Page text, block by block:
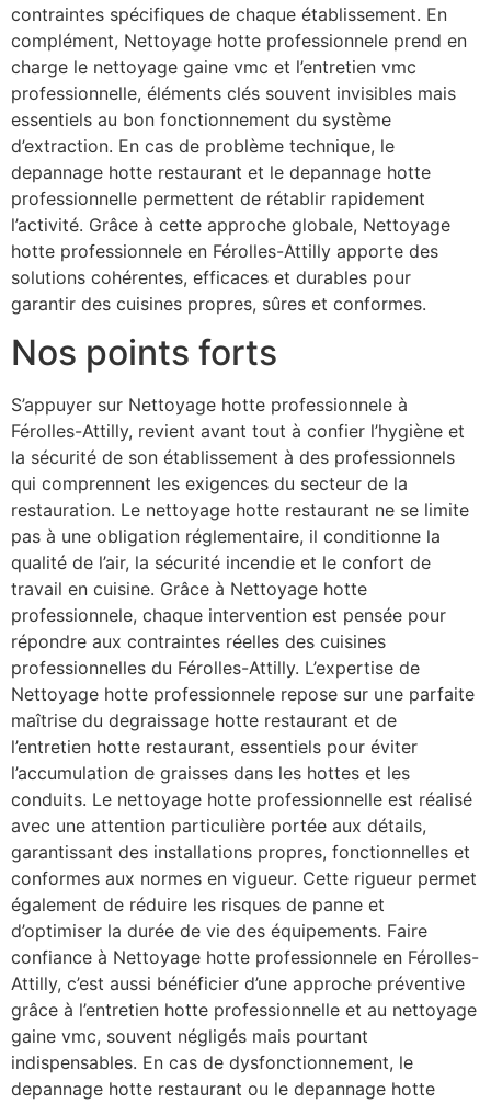
contraintes spécifiques de chaque établissement. En
complément, Nettoyage hotte professionnele prend en
charge le nettoyage gaine vmc et l’entretien vmc
professionnelle, éléments clés souvent invisibles mais
essentiels au bon fonctionnement du système
d’extraction. En cas de problème technique, le
depannage hotte restaurant et le depannage hotte
professionnelle permettent de rétablir rapidement
l’activité. Grâce à cette approche globale, Nettoyage
hotte professionnele en Férolles-Attilly apporte des
solutions cohérentes, efficaces et durables pour
garantir des cuisines propres, sûres et conformes.
Nos points forts
S’appuyer sur Nettoyage hotte professionnele à
Férolles-Attilly, revient avant tout à confier l’hygiène et
la sécurité de son établissement à des professionnels
qui comprennent les exigences du secteur de la
restauration. Le nettoyage hotte restaurant ne se limite
pas à une obligation réglementaire, il conditionne la
qualité de l’air, la sécurité incendie et le confort de
travail en cuisine. Grâce à Nettoyage hotte
professionnele, chaque intervention est pensée pour
répondre aux contraintes réelles des cuisines
professionnelles du Férolles-Attilly. L’expertise de
Nettoyage hotte professionnele repose sur une parfaite
maîtrise du degraissage hotte restaurant et de
l’entretien hotte restaurant, essentiels pour éviter
l’accumulation de graisses dans les hottes et les
conduits. Le nettoyage hotte professionnelle est réalisé
avec une attention particulière portée aux détails,
garantissant des installations propres, fonctionnelles et
conformes aux normes en vigueur. Cette rigueur permet
également de réduire les risques de panne et
d’optimiser la durée de vie des équipements. Faire
confiance à Nettoyage hotte professionnele en Férolles-
Attilly, c’est aussi bénéficier d’une approche préventive
grâce à l’entretien hotte professionnelle et au nettoyage
gaine vmc, souvent négligés mais pourtant
indispensables. En cas de dysfonctionnement, le
depannage hotte restaurant ou le depannage hotte